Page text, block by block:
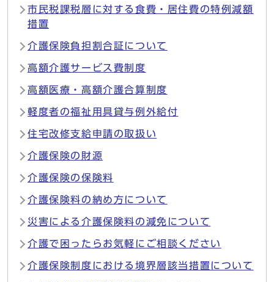
市民税課税層に対する食費・居住費の特例減額
措置
介護保険負担割合証について
高額介護サービス費制度
高額医療・高額介護合算制度
軽度者の福祉用具貸与例外給付
住宅改修支給申請の取扱い
介護保険の財源
介護保険の保険料
介護保険料の納め方について
災害による介護保険料の減免について
介護で困ったらお気軽にご相談ください
介護保険制度における境界層該当措置について